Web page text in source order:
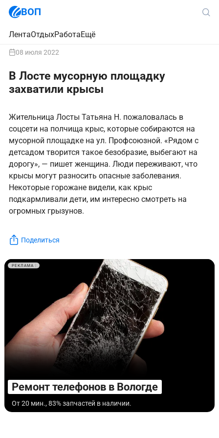
ВОП
ЛентаОтдыхРаботаЕщё
08 июля 2022
В Лосте мусорную площадку
захватили крысы
Жительница Лосты Татьяна Н. пожаловалась в
соцсети на полчища крыс, которые собираются на
мусорной площадке на ул. Профсоюзной. «Рядом с
детсадом творится такое безобразие, выбегают на
дорогу», — пишет женщина. Люди переживают, что
крысы могут разносить опасные заболевания.
Некоторые горожане видели, как крыс
подкармливали дети, им интересно смотреть на
огромных грызунов.
Поделиться
РЕКЛАМА
Ремонт телефонов в Вологде
От 20 мин., 83% запчастей в наличии.